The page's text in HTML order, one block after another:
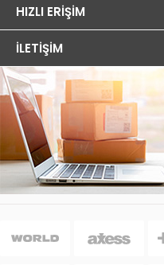
HIZLI ERIŞIM
İLETIŞIM